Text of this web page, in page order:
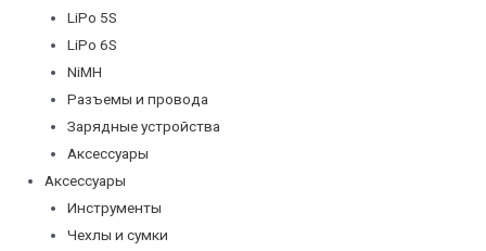
LiPo 5S
LiPo 6S
NiMH
Разъемы и провода
Зарядные устройства
Аксессуары
Аксессуары
Инструменты
Чехлы и сумки